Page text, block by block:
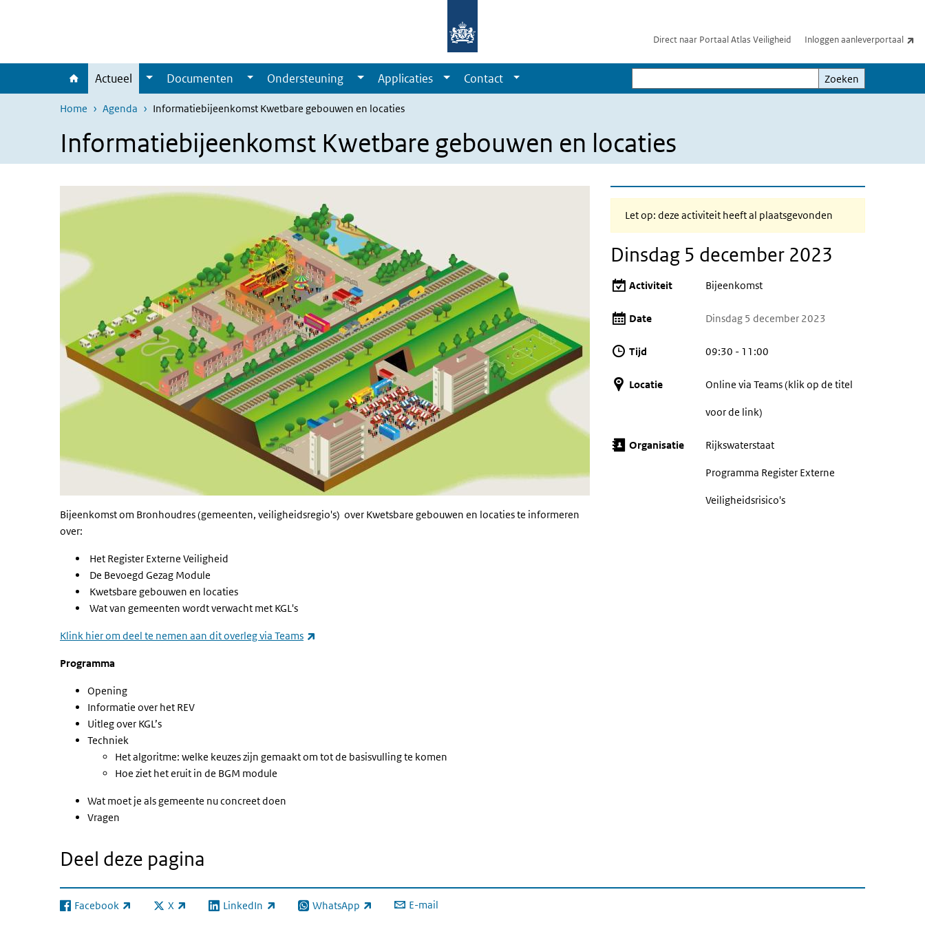
Direct naar Portaal Atlas Veiligheid Inloggen aanleverportaal
Actueel Documenten Ondersteuning Applicaties Contact
Zoeken
Zoeken
Home Agenda Informatiebijeenkomst Kwetbare gebouwen en locaties
Informatiebijeenkomst Kwetbare gebouwen en locaties
Bijeenkomst om Bronhoudres (gemeenten, veiligheidsregio's) over Kwetsbare gebouwen en locaties te informeren
over:
Het Register Externe Veiligheid
De Bevoegd Gezag Module
Kwetsbare gebouwen en locaties
Wat van gemeenten wordt verwacht met KGL's
Klink hier om deel te nemen aan dit overleg via Teams
Programma
Opening
Informatie over het REV
Uitleg over KGL’s
Techniek
Het algoritme: welke keuzes zijn gemaakt om tot de basisvulling te komen
Hoe ziet het eruit in de BGM module
Wat moet je als gemeente nu concreet doen
Vragen
Let op: deze activiteit heeft al plaatsgevonden
Dinsdag 5 december 2023
Activiteit Bijeenkomst
Date Dinsdag 5 december 2023
Tijd 09:30 - 11:00
Locatie Online via Teams (klik op de titel
voor de link)
Organisatie Rijkswaterstaat
Programma Register Externe
Veiligheidsrisico's
Deel deze pagina
Facebook
(externe link) X
(externe link) LinkedIn
(externe link) WhatsApp
(externe link) E-mail